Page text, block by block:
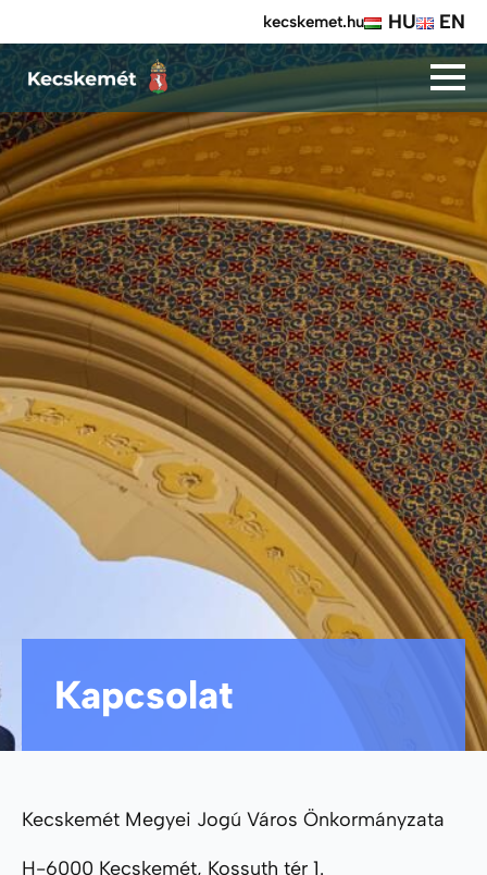
kecskemet.hu HU EN
Kapcsolat
Kecskemét Megyei Jogú Város Önkormányzata
H-6000 Kecskemét, Kossuth tér 1.